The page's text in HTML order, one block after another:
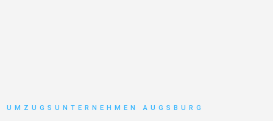
UMZUGSUNTERNEHMEN AUGSBURG